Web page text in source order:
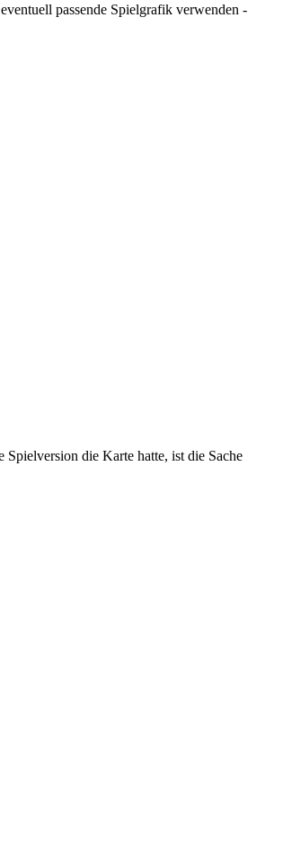
passende Spielgrafik verwenden -
die Karte hatte, ist die Sache